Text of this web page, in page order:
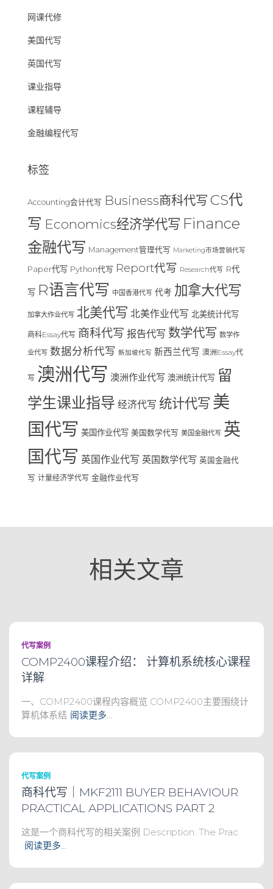
网课代修
美国代写
英国代写
课业指导
课程辅导
金融编程代写
标签
Accounting会计代写 Business商科代写 CS代
写 Economics经济学代写 Finance
金融代写 Management管理代写 Marketing市场营销代写
Paper代写 Python代写 Report代写 Research代写 R代
写 R语言代写 中国香港代写 代考 加拿大代写
加拿大作业代写 北美代写 北美作业代写 北美统计代写
商科Essay代写 商科代写 报告代写 数学代写 数学作
业代写 数据分析代写 新加坡代写 新西兰代写 澳洲Essay代
写 澳洲代写 澳洲作业代写 澳洲统计代写 留
学生课业指导 经济代写 统计代写 美
国代写 美国作业代写 美国数学代写 美国金融代写 英
国代写 英国作业代写 英国数学代写 英国金融代
写 计量经济学代写 金融作业代写
相关文章
代写案例
COMP2400课程介绍： 计算机系统核心课程
详解
一、COMP2400课程内容概览 COMP2400主要围绕计
算机体系结 阅读更多…
代写案例
商科代写｜MKF2111 BUYER BEHAVIOUR
PRACTICAL APPLICATIONS PART 2
这是一个商科代写的相关案例 Description: The Prac
阅读更多…